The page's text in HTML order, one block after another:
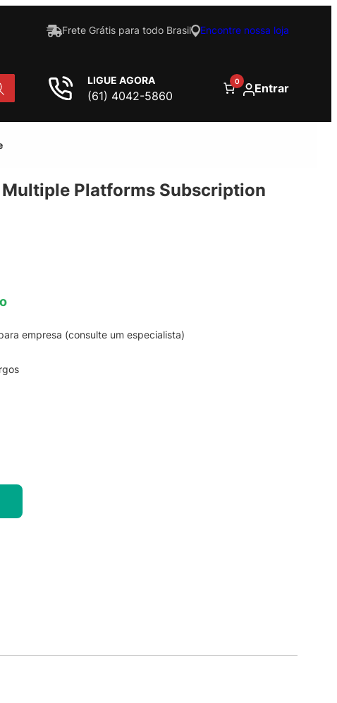
Frete Grátis para todo Brasil Encontre nossa loja
LIGUE AGORA
(61) 4042-5860
0 Entrar
Platforms Subscription
empresa (consulte um especialista)